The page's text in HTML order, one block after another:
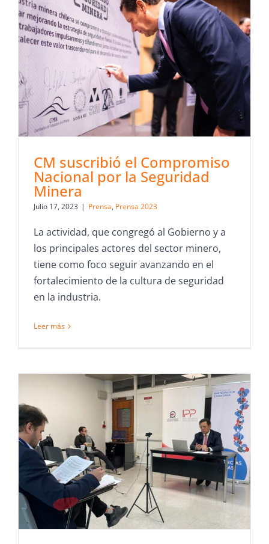
CM suscribió el Compromiso
Nacional por la Seguridad
Minera
Julio 17, 2023 | Prensa, Prensa 2023
La actividad, que congregó al Gobierno y a
los principales actores del sector minero,
tiene como foco seguir avanzando en el
fortalecimiento de la cultura de seguridad
en la industria.
Leer más